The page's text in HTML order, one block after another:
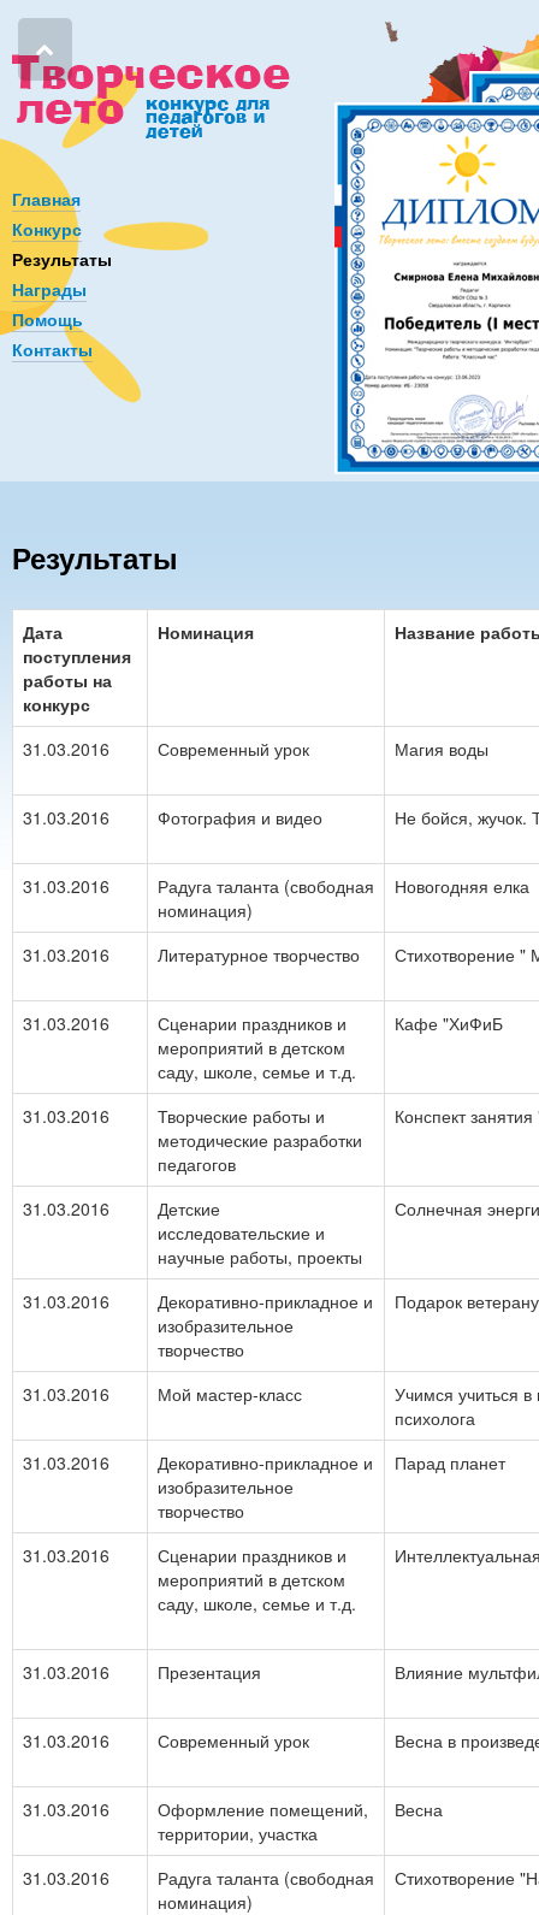
Главная
Конкурс
Результаты
Награды
Помощь
Контакты
Результаты
Дата
поступления
работы на
конкурс
Номинация Название
31.03.2016 Современный урок Магия воды
31.03.2016 Фотография и видео Не бойся, жучок.
31.03.2016
Радуга таланта (свободная
номинация)
Новогодняя елка
31.03.2016 Литературное творчество Стихотворение "
31.03.2016
Сценарии праздников и
мероприятий в детском
саду, школе, семье и т.д.
Кафе "ХиФиБ
31.03.2016
Творческие работы и
методические разработки
педагогов
Конспект
31.03.2016
Детские
исследовательские и
научные работы, проекты
Солнечная
31.03.2016
Декоративно-прикладное и
изобразительное
творчество
Подарок
31.03.2016 Мой мастер-класс
Учимся учиться
психолога
31.03.2016
Декоративно-прикладное и
изобразительное
творчество
Парад планет
31.03.2016
Сценарии праздников и
мероприятий в детском
саду, школе, семье и т.д.
31.03.2016 Презентация Влияние
31.03.2016 Современный урок Весна в
31.03.2016
Оформление помещений,
территории, участка
Весна
31.03.2016
Радуга таланта (свободная
номинация)
Стихотворение